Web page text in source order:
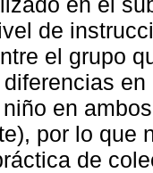
de
el grupo
en
por lo que
de